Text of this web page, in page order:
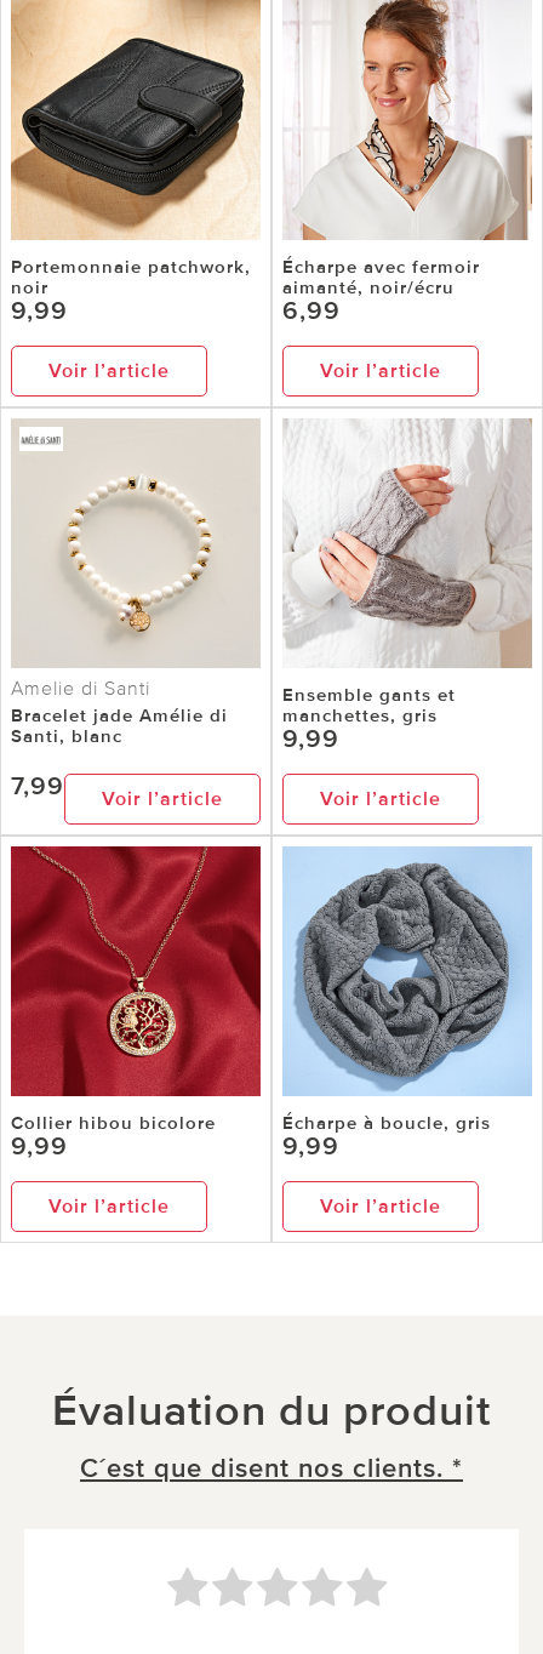
Portemonnaie patchwork,
noir
9,99
Voir l’article
Écharpe avec fermoir
aimanté, noir/écru
6,99
Voir l’article
Amelie di Santi
Bracelet jade Amélie di
Santi, blanc
7,99 Voir l’article
Ensemble gants et
manchettes, gris
9,99
Voir l’article
Collier hibou bicolore
9,99
Voir l’article
Écharpe à boucle, gris
9,99
Voir l’article
Évaluation du produit
C´est que disent nos clients. *